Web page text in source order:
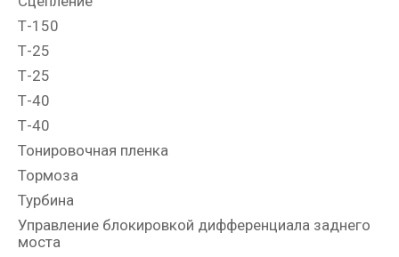
Т-150
Т-25
Т-25
Т-40
Т-40
Тонировочная пленка
Тормоза
Турбина
Управление блокировкой дифференциала заднего
моста